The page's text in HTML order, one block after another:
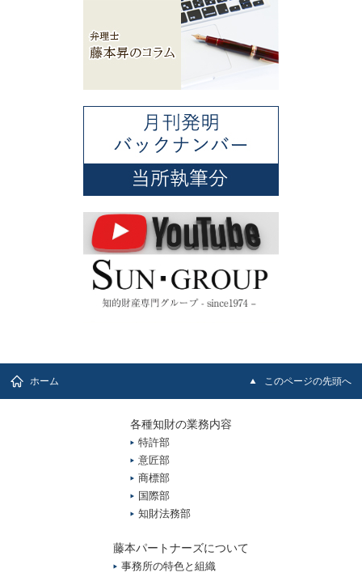
ホーム このページの先頭へ
各種知財の業務内容
特許部
意匠部
商標部
国際部
知財法務部
藤本パートナーズについて
事務所の特色と組織